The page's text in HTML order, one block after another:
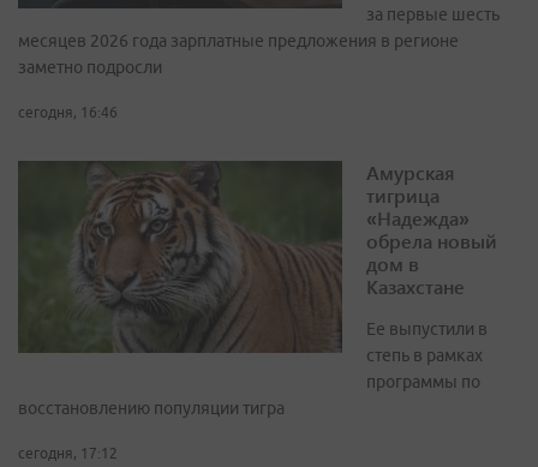
за первые шесть
месяцев 2026 года зарплатные предложения в регионе
заметно подросли
сегодня, 16:46
Амурская
тигрица
«Надежда»
обрела новый
дом в
Казахстане
Ее выпустили в
степь в рамках
программы по
восстановлению популяции тигра
сегодня, 17:12